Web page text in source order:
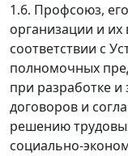
1.6. Профсоюз,
организации и
соответствии с
полномочных
при разработке
договоров и
решению
социально-